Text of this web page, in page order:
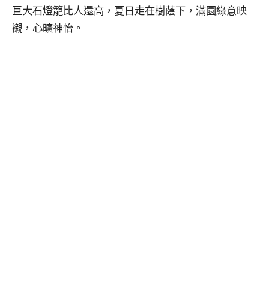
巨大石燈籠比人還高，夏日走在樹蔭下，滿園綠意映
襯，心曠神怡。